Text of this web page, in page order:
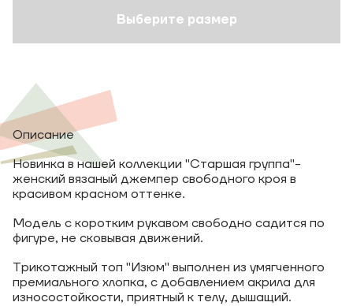
Выберите размер
Описание
Новинка в нашей коллекции "Старшая группа"-
женский вязаный джемпер свободного кроя в
красивом красном оттенке.
Модель с коротким рукавом свободно садится по
фигуре, не сковывая движений.
Трикотажный топ "Изюм" выполнен из умягченного
премиального хлопка, с добавлением акрила для
износостойкости, приятный к телу, дышащий.